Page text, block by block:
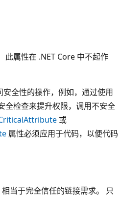
此属性在 .NET Core 中不起作
全性的操作，例如，通过使用
全检查来提升权限，调用不安全
或
属性必须应用于代码，以便代码
相当于完全信任的链接需求。 只